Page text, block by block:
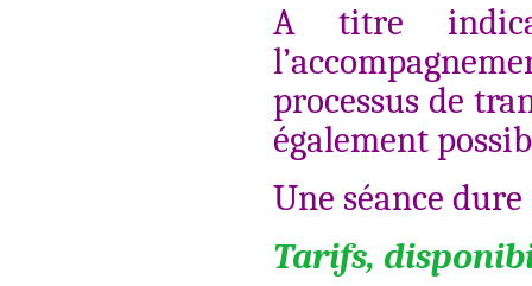
A titre
processus de
également
Une séance
Tarifs,